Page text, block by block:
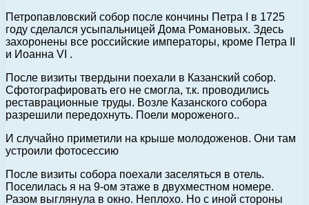
Петропавловский собор после кончины Петра I в 1725
году сделался усыпальницей Дома Романовых. Здесь
захоронены все российские императоры, кроме Петра II
и Иоанна VI .
После визиты твердыни поехали в Казанский собор.
Сфотографировать его не смогла, т.к. проводились
реставрационные труды. Возле Казанского собора
разрешили передохнуть. Поели мороженого..
И случайно приметили на крыше молодоженов. Они там
устроили фотосессию
После визиты собора поехали заселяться в отель.
Поселилась я на 9-ом этаже в двухместном номере.
Разом выглянула в окно. Неплохо. Но с иной стороны